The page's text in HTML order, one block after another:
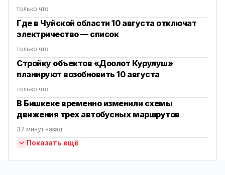
только что
Где в Чуйской области 10 августа отключат
электричество — список
только что
Стройку объектов «Доолот Курулуш»
планируют возобновить 10 августа
только что
В Бишкеке временно изменили схемы
движения трех автобусных маршрутов
37 минут назад
Показать ещё